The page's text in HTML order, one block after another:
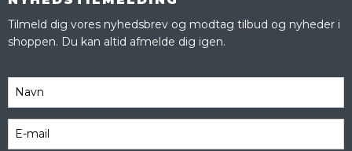
Tilmeld dig vores nyhedsbrev og modtag tilbud og nyheder i
shoppen. Du kan altid afmelde dig igen.